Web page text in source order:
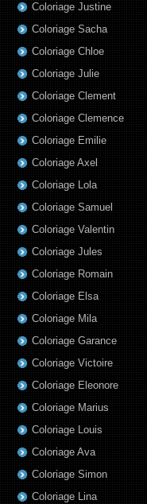
Coloriage Justine
Coloriage Sacha
Coloriage Chloe
Coloriage Julie
Coloriage Clement
Coloriage Clemence
Coloriage Emilie
Coloriage Axel
Coloriage Lola
Coloriage Samuel
Coloriage Valentin
Coloriage Jules
Coloriage Romain
Coloriage Elsa
Coloriage Mila
Coloriage Garance
Coloriage Victoire
Coloriage Eleonore
Coloriage Marius
Coloriage Louis
Coloriage Ava
Coloriage Simon
Coloriage Lina